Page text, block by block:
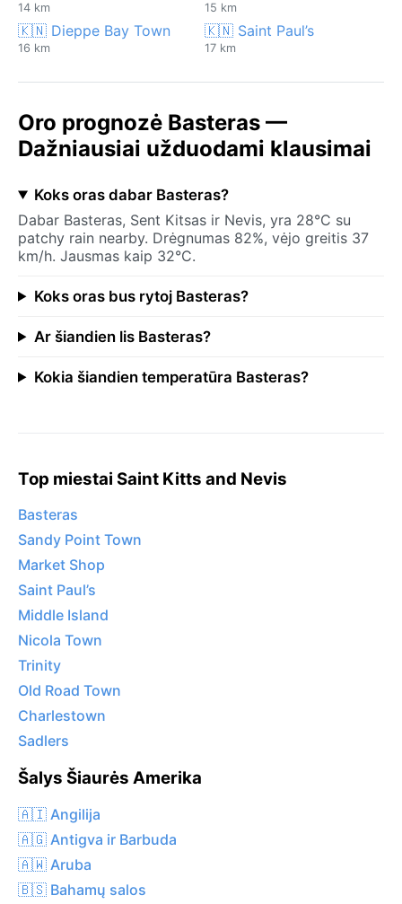
14 km 15 km
🇰🇳 Dieppe Bay Town
16 km
🇰🇳 Saint Paul’s
17 km
Oro prognozė Basteras —
Dažniausiai užduodami klausimai
Koks oras dabar Basteras?
Dabar Basteras, Sent Kitsas ir Nevis, yra 28°C su
patchy rain nearby. Drėgnumas 82%, vėjo greitis 37
km/h. Jausmas kaip 32°C.
Koks oras bus rytoj Basteras?
Ar šiandien lis Basteras?
Kokia šiandien temperatūra Basteras?
Top miestai Saint Kitts and Nevis
Basteras
Sandy Point Town
Market Shop
Saint Paul’s
Middle Island
Nicola Town
Trinity
Old Road Town
Charlestown
Sadlers
Šalys Šiaurės Amerika
🇦🇮 Angilija
🇦🇬 Antigva ir Barbuda
🇦🇼 Aruba
🇧🇸 Bahamų salos